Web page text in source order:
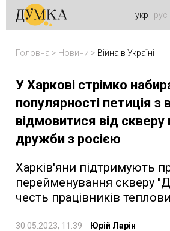
укр рус
Головна > Новини > Війна в Україні
У Харкові стрімко
популярності петиція
відмовитися від скверу
дружби з росією
Харків'яни підтримують
перейменування скверу
честь працівників
30.05.2023, 11:39 Юрій Ларін